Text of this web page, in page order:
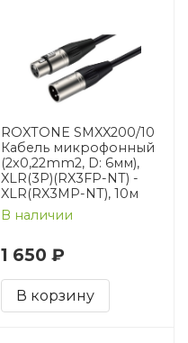
ROXTONE SMXX200/10
Кабель микрофонный
(2x0,22mm2, D: 6мм),
XLR(3P)(RX3FP-NT) -
XLR(RX3MP-NT), 10м
В наличии
1 650 ₽
В корзину